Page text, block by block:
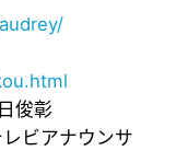
俊彰
ビアナウンサ